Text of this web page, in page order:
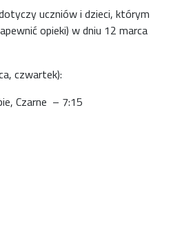
uczniów i dzieci, którym
opieki) w dniu 12 marca
czwartek):
Czarne – 7:15